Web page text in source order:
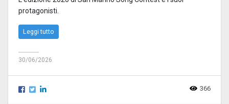
protagonisti.
Leggi tutto
30/06/2026
366